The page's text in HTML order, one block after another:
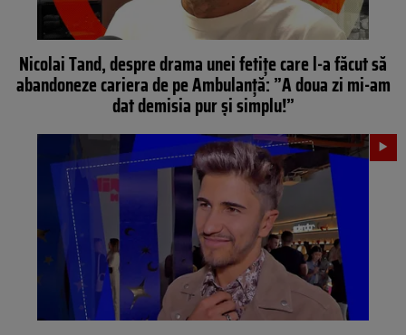
Nicolai Tand, despre drama unei fetițe care l-a făcut să
abandoneze cariera de pe Ambulanță: ”A doua zi mi-am
dat demisia pur și simplu!”